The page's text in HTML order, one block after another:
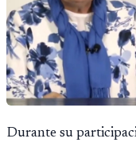
Durante su